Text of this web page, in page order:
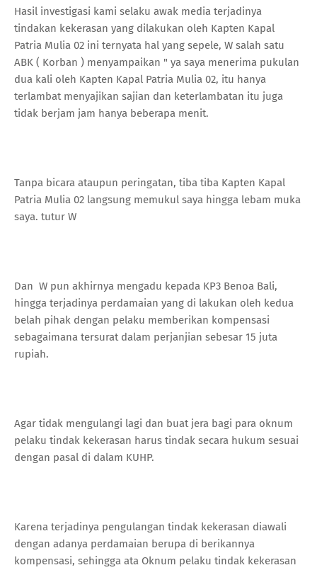
Hasil investigasi kami selaku awak media terjadinya
tindakan kekerasan yang dilakukan oleh Kapten Kapal
Patria Mulia 02 ini ternyata hal yang sepele, W salah satu
ABK ( Korban ) menyampaikan " ya saya menerima pukulan
dua kali oleh Kapten Kapal Patria Mulia 02, itu hanya
terlambat menyajikan sajian dan keterlambatan itu juga
tidak berjam jam hanya beberapa menit.
Tanpa bicara ataupun peringatan, tiba tiba Kapten Kapal
Patria Mulia 02 langsung memukul saya hingga lebam muka
saya. tutur W
Dan W pun akhirnya mengadu kepada KP3 Benoa Bali,
hingga terjadinya perdamaian yang di lakukan oleh kedua
belah pihak dengan pelaku memberikan kompensasi
sebagaimana tersurat dalam perjanjian sebesar 15 juta
rupiah.
Agar tidak mengulangi lagi dan buat jera bagi para oknum
pelaku tindak kekerasan harus tindak secara hukum sesuai
dengan pasal di dalam KUHP.
Karena terjadinya pengulangan tindak kekerasan diawali
dengan adanya perdamaian berupa di berikannya
kompensasi, sehingga ata Oknum pelaku tindak kekerasan